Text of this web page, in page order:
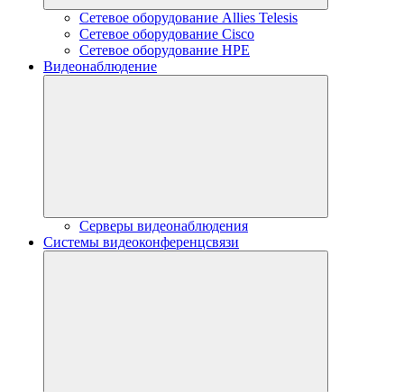
Сетевое оборудование Allies Telesis
Сетевое оборудование Cisco
Сетевое оборудование HPE
Видеонаблюдение
Серверы видеонаблюдения
Системы видеоконференцсвязи